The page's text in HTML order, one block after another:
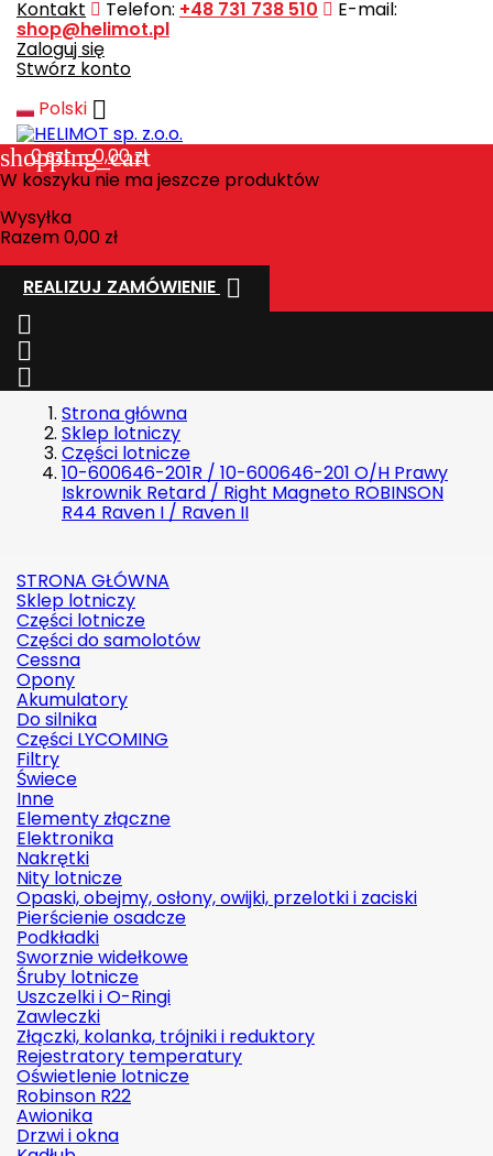
Kontakt Telefon: +48 731 738 510 E-mail:
shop@helimot.pl
Zaloguj się
Stwórz konto
Polski 
shopping_cart
0szt. - 0,00 zł
W koszyku nie ma jeszcze produktów
Wysyłka
Razem0,00 zł
REALIZUJ ZAMÓWIENIE 



Strona główna
Sklep lotniczy
Części lotnicze
10-600646-201R / 10-600646-201 O/H Prawy
Iskrownik Retard / Right Magneto ROBINSON
R44 Raven I / Raven II
STRONA GŁÓWNA
Sklep lotniczy
Części lotnicze
Części do samolotów
Cessna
Opony
Akumulatory
Do silnika
Części LYCOMING
Filtry
Świece
Inne
Elementy złączne
Elektronika
Nakrętki
Nity lotnicze
Opaski, obejmy, osłony, owijki, przelotki i zaciski
Pierścienie osadcze
Podkładki
Sworznie widełkowe
Śruby lotnicze
Uszczelki i O-Ringi
Zawleczki
Złączki, kolanka, trójniki i reduktory
Rejestratory temperatury
Oświetlenie lotnicze
Robinson R22
Awionika
Drzwi i okna